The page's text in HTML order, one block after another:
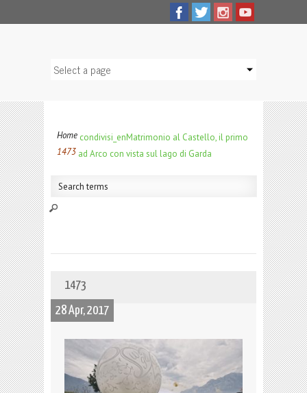
Home condivisi_enMatrimonio al Castello, il primo
ad Arco con vista sul lago di Garda
1473
1473
28 Apr, 2017